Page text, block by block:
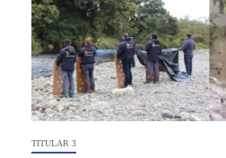
TITULAR 3